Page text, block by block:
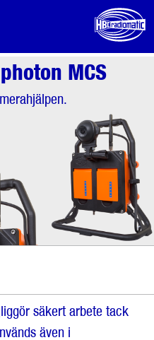
MCS
säkert arbete tack
även i